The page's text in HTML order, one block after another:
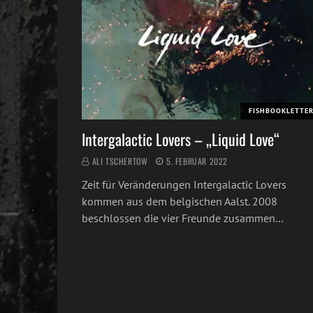
Intergalactic Lovers – „Liquid Love“
ALI TSCHERTOW 5. FEBRUAR 2022
Zeit für Veränderungen Intergalactic Lovers
kommen aus dem belgischen Aalst. 2008
beschlossen die vier Freunde zusammen…